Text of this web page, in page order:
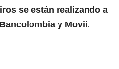
se están realizando a
y Movii.